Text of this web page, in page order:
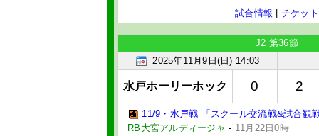
試合情報
チケット
J2 第36節
2025年11月9日(日) 14:03
水戸ホーリーホック 0 2
11/9・水戸戦 「スクール交流戦&試合観
RB大宮アルディージャ - 11月22日0時